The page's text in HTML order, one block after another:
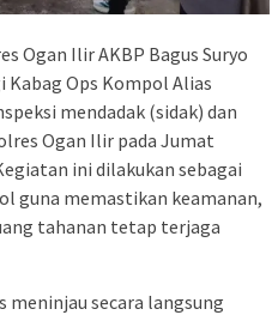
Ogan Ilir AKBP Bagus Suryo
Kabag Ops Kompol Alias
mendadak (sidak) dan
Ogan Ilir pada Jumat
ini dilakukan sebagai
guna memastikan keamanan,
tahanan tetap terjaga
meninjau secara langsung